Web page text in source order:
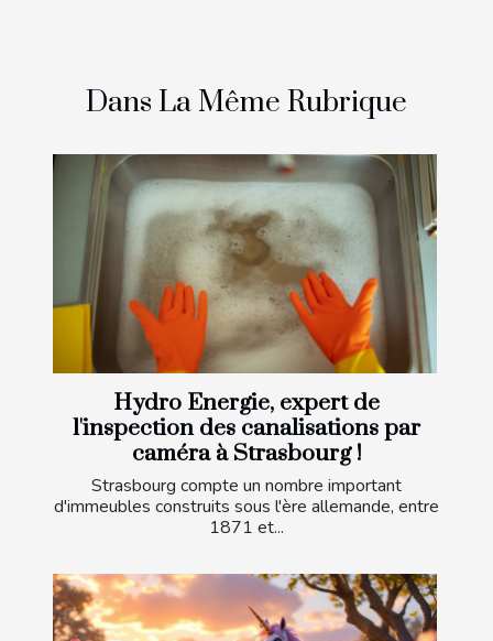
Dans La Même Rubrique
Hydro Energie, expert de
l'inspection des canalisations par
caméra à Strasbourg !
Strasbourg compte un nombre important
d'immeubles construits sous l'ère allemande, entre
1871 et...